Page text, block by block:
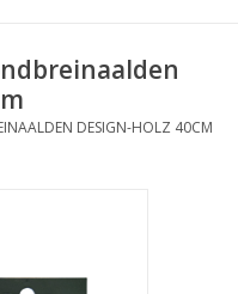
DESIGN-HOLZ 40CM